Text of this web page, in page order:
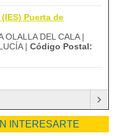
Puerta de
OLALLA DEL CALA |
| Código Postal:
›
INTERESARTE